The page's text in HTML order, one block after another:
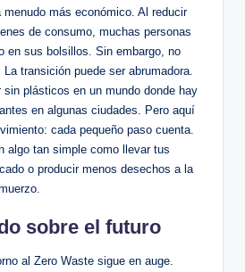
menudo más económico. Al reducir
de consumo, muchas personas
en sus bolsillos. Sin embargo, no
transición puede ser abrumadora.
sin plásticos en un mundo donde hay
en algunas ciudades. Pero aquí
cada pequeño paso cuenta.
algo tan simple como llevar tus
o producir menos desechos a la
sobre el futuro
al Zero Waste sigue en auge.